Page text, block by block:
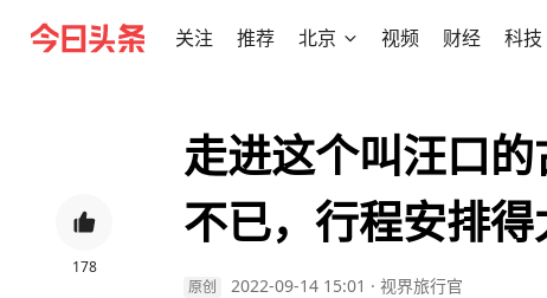
关注 推荐 北京 视频 财经 科技
178
走进这个叫汪口
不已，行程安排得
原创 2022-09-14 15:01 · 视界旅行官